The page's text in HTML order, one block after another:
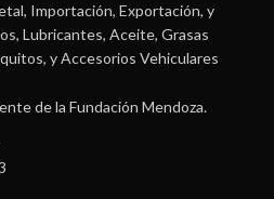
Importación, Exportación, y
Lubricantes, Aceite, Grasas
y Accesorios Vehiculares
de la Fundación Mendoza.